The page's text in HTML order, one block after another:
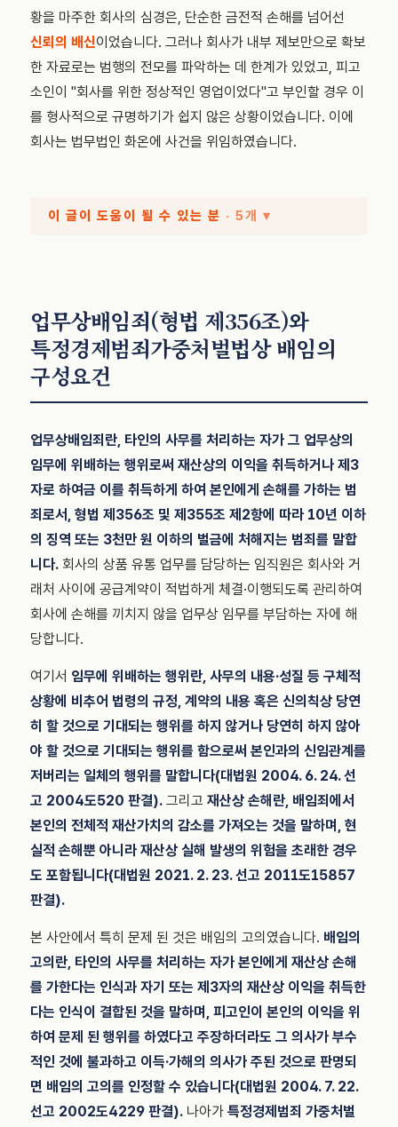
황을 마주한 회사의 심경은, 단순한 금전적 손해를 넘어선
신뢰의 배신이었습니다. 그러나 회사가 내부 제보만으로 확보
한 자료로는 범행의 전모를 파악하는 데 한계가 있었고, 피고
소인이 "회사를 위한 정상적인 영업이었다"고 부인할 경우 이
를 형사적으로 규명하기가 쉽지 않은 상황이었습니다. 이에
회사는 법무법인 화온에 사건을 위임하였습니다.
이 글이 도움이 될 수 있는 분 · 5개 ▾
업무상배임죄(형법 제356조)와
특정경제범죄가중처벌법상 배임의
구성요건
업무상배임죄란, 타인의 사무를 처리하는 자가 그 업무상의
임무에 위배하는 행위로써 재산상의 이익을 취득하거나 제3
자로 하여금 이를 취득하게 하여 본인에게 손해를 가하는 범
죄로서, 형법 제356조 및 제355조 제2항에 따라 10년 이하
의 징역 또는 3천만 원 이하의 벌금에 처해지는 범죄를 말합
니다. 회사의 상품 유통 업무를 담당하는 임직원은 회사와 거
래처 사이에 공급계약이 적법하게 체결·이행되도록 관리하여
회사에 손해를 끼치지 않을 업무상 임무를 부담하는 자에 해
당합니다.
여기서 임무에 위배하는 행위란, 사무의 내용·성질 등 구체적
상황에 비추어 법령의 규정, 계약의 내용 혹은 신의칙상 당연
히 할 것으로 기대되는 행위를 하지 않거나 당연히 하지 않아
야 할 것으로 기대되는 행위를 함으로써 본인과의 신임관계를
저버리는 일체의 행위를 말합니다(대법원 2004. 6. 24. 선
고 2004도520 판결). 그리고 재산상 손해란, 배임죄에서
본인의 전체적 재산가치의 감소를 가져오는 것을 말하며, 현
실적 손해뿐 아니라 재산상 실해 발생의 위험을 초래한 경우
도 포함됩니다(대법원 2021. 2. 23. 선고 2011도15857
판결).
본 사안에서 특히 문제 된 것은 배임의 고의였습니다. 배임의
고의란, 타인의 사무를 처리하는 자가 본인에게 재산상 손해
를 가한다는 인식과 자기 또는 제3자의 재산상 이익을 취득한
다는 인식이 결합된 것을 말하며, 피고인이 본인의 이익을 위
하여 문제 된 행위를 하였다고 주장하더라도 그 의사가 부수
적인 것에 불과하고 이득·가해의 의사가 주된 것으로 판명되
면 배임의 고의를 인정할 수 있습니다(대법원 2004. 7. 22.
선고 2002도4229 판결). 나아가 특정경제범죄 가중처벌